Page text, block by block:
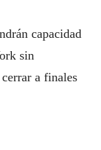
capacidad
sin
a finales